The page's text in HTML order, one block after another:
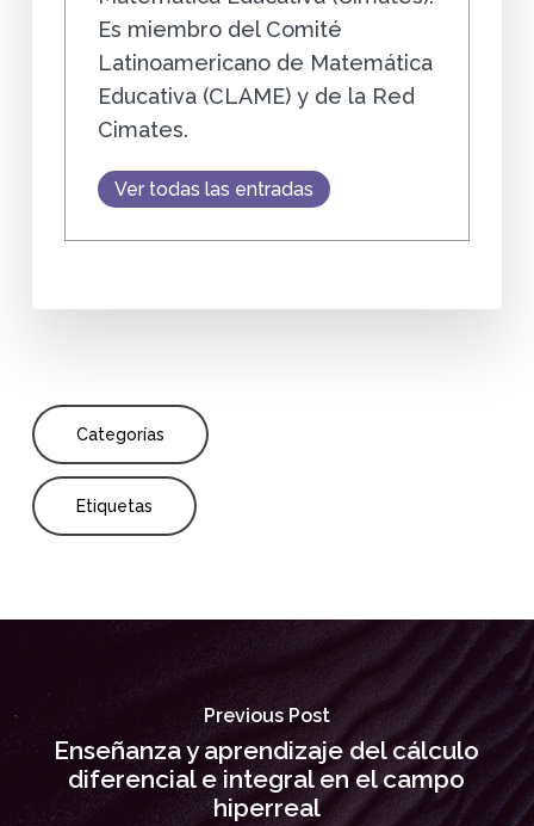
Es miembro del Comité
Latinoamericano de Matemática
Educativa (CLAME) y de la Red
Cimates.
Ver todas las entradas
Categorías
Etiquetas
Previous Post
Enseñanza y aprendizaje del cálculo
diferencial e integral en el campo
hiperreal